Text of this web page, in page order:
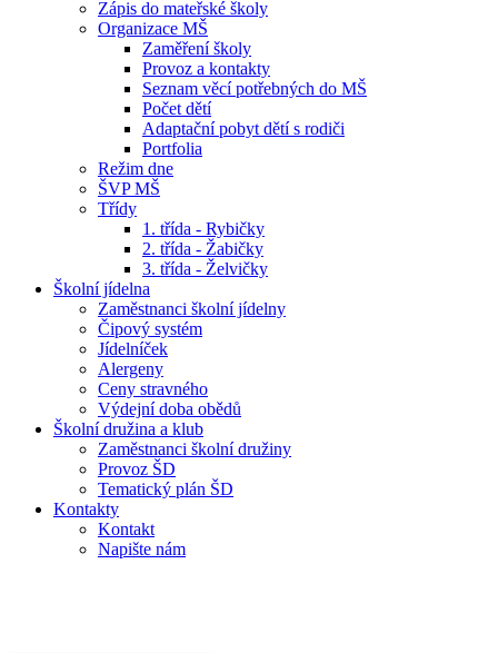
Zápis do mateřské školy
Organizace MŠ
Zaměření školy
Provoz a kontakty
Seznam věcí potřebných do MŠ
Počet dětí
Adaptační pobyt dětí s rodiči
Portfolia
Režim dne
ŠVP MŠ
Třídy
1. třída - Rybičky
2. třída - Žabičky
3. třída - Želvičky
Školní jídelna
Zaměstnanci školní jídelny
Čipový systém
Jídelníček
Alergeny
Ceny stravného
Výdejní doba obědů
Školní družina a klub
Zaměstnanci školní družiny
Provoz ŠD
Tematický plán ŠD
Kontakty
Kontakt
Napište nám